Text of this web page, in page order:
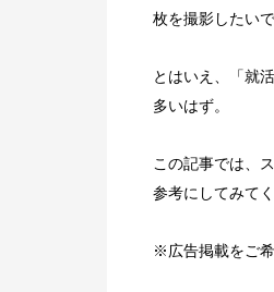
枚を撮影したいで
とはいえ、「就
多いはず。
この記事では、
参考にしてみてく
※広告掲載をご希